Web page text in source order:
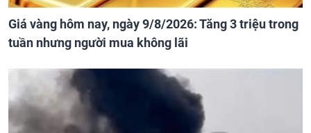
Giá vàng hôm nay, ngày 9/8/2026: Tăng 3 triệu trong
tuần nhưng người mua không lãi